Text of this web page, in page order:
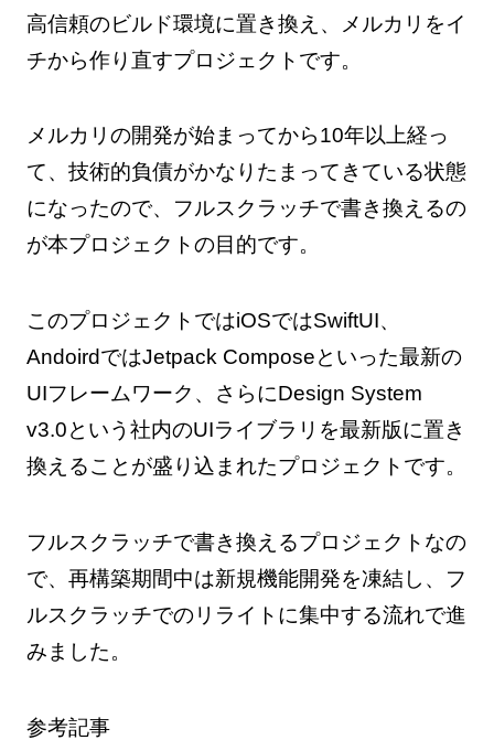
高信頼のビルド環境に置き換え、メルカリをイ
チから作り直すプロジェクトです。
メルカリの開発が始まってから10年以上経っ
て、技術的負債がかなりたまってきている状態
になったので、フルスクラッチで書き換えるの
が本プロジェクトの目的です。
このプロジェクトではiOSではSwiftUI、
AndoirdではJetpack Composeといった最新の
UIフレームワーク、さらにDesign System
v3.0という社内のUIライブラリを最新版に置き
換えることが盛り込まれたプロジェクトです。
フルスクラッチで書き換えるプロジェクトなの
で、再構築期間中は新規機能開発を凍結し、フ
ルスクラッチでのリライトに集中する流れで進
みました。
参考記事